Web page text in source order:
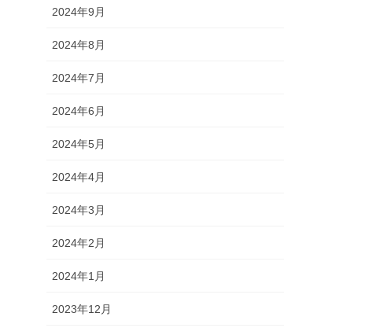
2024年9月
2024年8月
2024年7月
2024年6月
2024年5月
2024年4月
2024年3月
2024年2月
2024年1月
2023年12月